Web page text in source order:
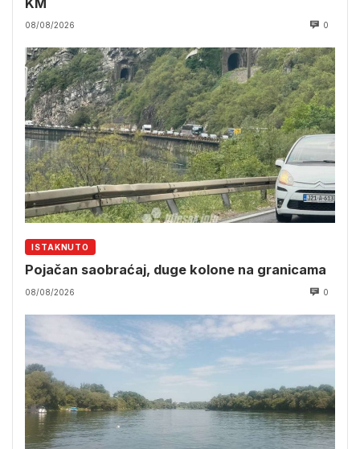
KM
08/08/2026 0
ISTAKNUTO
Pojačan saobraćaj, duge kolone na granicama
08/08/2026 0